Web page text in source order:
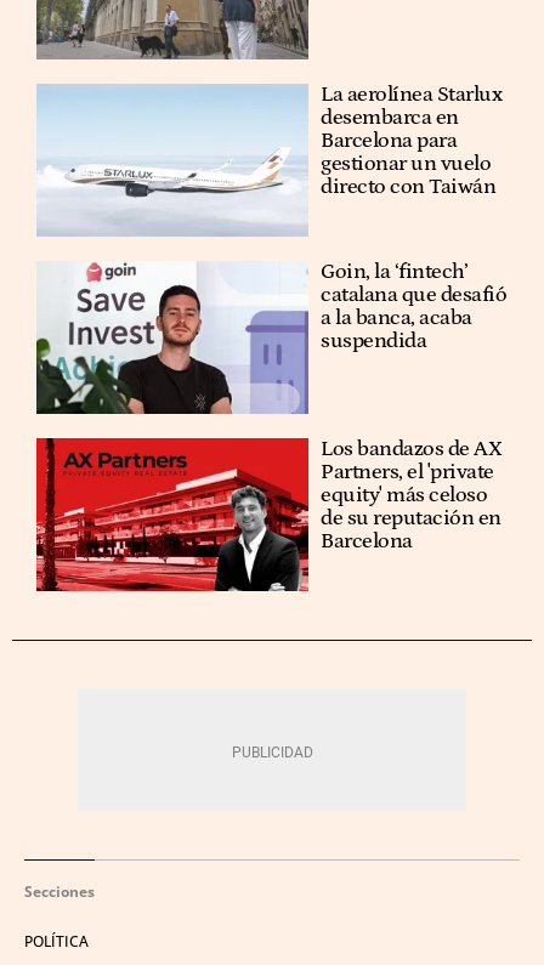
La aerolínea Starlux
desembarca en
Barcelona para
gestionar un vuelo
directo con Taiwán
Goin, la ‘fintech’
catalana que desafió
a la banca, acaba
suspendida
Los bandazos de AX
Partners, el 'private
equity' más celoso
de su reputación en
Barcelona
Secciones
POLÍTICA